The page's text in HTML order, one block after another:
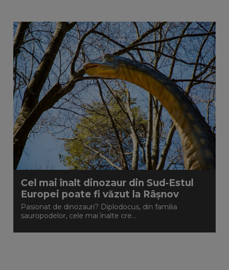
Cel mai înalt dinozaur din Sud-Estul
Europei poate fi văzut la Râșnov
Pasionat de dinozauri? Diplodocus, din familia
sauropodelor, cele mai înalte cre...